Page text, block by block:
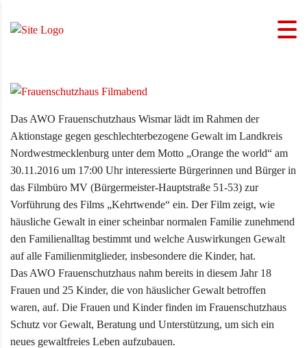
Das AWO Frauenschutzhaus Wismar lädt im Rahmen der
Aktionstage gegen geschlechterbezogene Gewalt im Landkreis
Nordwestmecklenburg unter dem Motto „Orange the world“ am
30.11.2016 um 17:00 Uhr interessierte Bürgerinnen und Bürger in
das Filmbüro MV (Bürgermeister-Hauptstraße 51-53) zur
Vorführung des Films „Kehrtwende“ ein. Der Film zeigt, wie
häusliche Gewalt in einer scheinbar normalen Familie zunehmend
den Familienalltag bestimmt und welche Auswirkungen Gewalt
auf alle Familienmitglieder, insbesondere die Kinder, hat.
Das AWO Frauenschutzhaus nahm bereits in diesem Jahr 18
Frauen und 25 Kinder, die von häuslicher Gewalt betroffen
waren, auf. Die Frauen und Kinder finden im Frauenschutzhaus
Schutz vor Gewalt, Beratung und Unterstützung, um sich ein
neues gewaltfreies Leben aufzubauen.